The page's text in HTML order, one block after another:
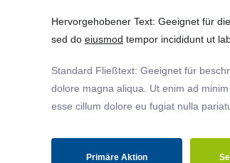
Hervorgehobener Text: Geeignet für
sed do eiusmod tempor incididunt ut
Standard Fließtext: Geeignet für
dolore magna aliqua. Ut enim ad
esse cillum dolore eu fugiat nulla
Primäre Aktion